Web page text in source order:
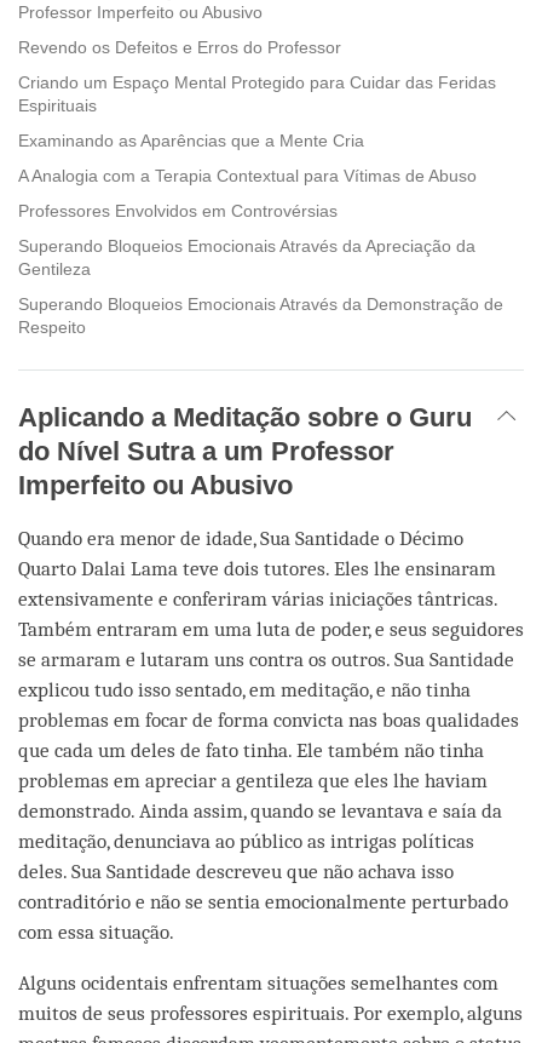
Professor Imperfeito ou Abusivo
Revendo os Defeitos e Erros do Professor
Criando um Espaço Mental Protegido para Cuidar das Feridas
Espirituais
Examinando as Aparências que a Mente Cria
A Analogia com a Terapia Contextual para Vítimas de Abuso
Professores Envolvidos em Controvérsias
Superando Bloqueios Emocionais Através da Apreciação da
Gentileza
Superando Bloqueios Emocionais Através da Demonstração de
Respeito
Aplicando a Meditação sobre o Guru
do Nível Sutra a um Professor
Imperfeito ou Abusivo
Quando era menor de idade, Sua Santidade o Décimo
Quarto Dalai Lama teve dois tutores. Eles lhe ensinaram
extensivamente e conferiram várias iniciações tântricas.
Também entraram em uma luta de poder, e seus seguidores
se armaram e lutaram uns contra os outros. Sua Santidade
explicou tudo isso sentado, em meditação, e não tinha
problemas em focar de forma convicta nas boas qualidades
que cada um deles de fato tinha. Ele também não tinha
problemas em apreciar a gentileza que eles lhe haviam
demonstrado. Ainda assim, quando se levantava e saía da
meditação, denunciava ao público as intrigas políticas
deles. Sua Santidade descreveu que não achava isso
contraditório e não se sentia emocionalmente perturbado
com essa situação.
Alguns ocidentais enfrentam situações semelhantes com
muitos de seus professores espirituais. Por exemplo, alguns